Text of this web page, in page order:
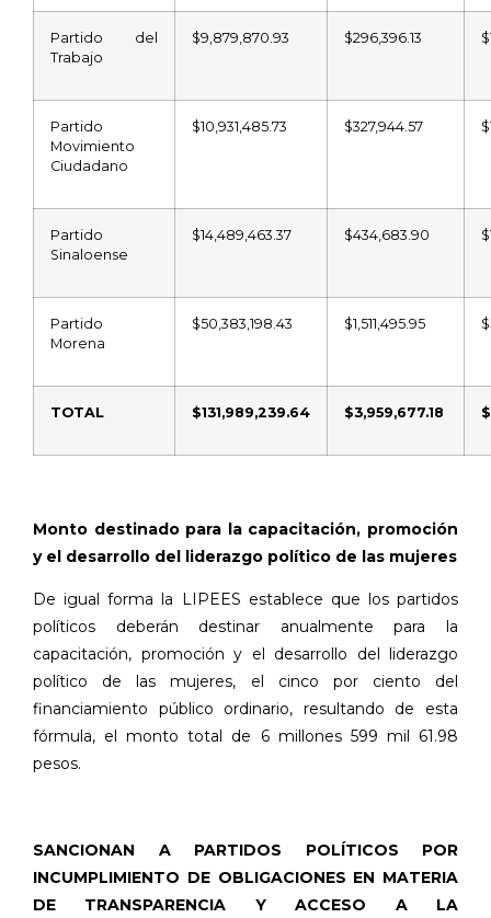
Partido del
Trabajo
$9,879,870.93 $296,396.13
Partido
Movimiento
Ciudadano
$10,931,485.73 $327,944.57
Partido
Sinaloense
$14,489,463.37 $434,683.90
Partido
Morena
$50,383,198.43 $1,511,495.95
TOTAL $131,989,239.64 $3,959,677.18
Monto destinado para la capacitación, promoción
y el desarrollo del liderazgo político de las mujeres
De igual forma la LIPEES establece que los partidos
políticos deberán destinar anualmente para la
capacitación, promoción y el desarrollo del liderazgo
político de las mujeres, el cinco por ciento del
financiamiento público ordinario, resultando de esta
fórmula, el monto total de 6 millones 599 mil 61.98
pesos.
SANCIONAN A PARTIDOS POLÍTICOS POR
INCUMPLIMIENTO DE OBLIGACIONES EN MATERIA
DE TRANSPARENCIA Y ACCESO A LA